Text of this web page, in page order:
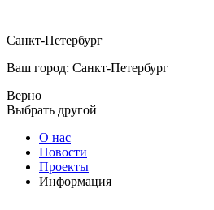
Санкт-Петербург
Ваш город: Санкт-Петербург
Верно
Выбрать другой
О нас
Новости
Проекты
Информация